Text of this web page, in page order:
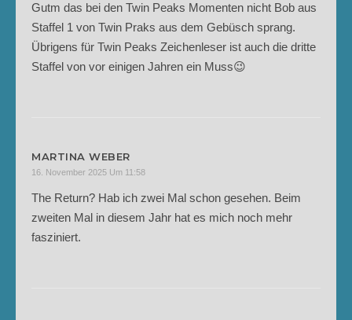
Gutm das bei den Twin Peaks Momenten nicht Bob aus
Staffel 1 von Twin Praks aus dem Gebüsch sprang.
Übrigens für Twin Peaks Zeichenleser ist auch die dritte
Staffel von vor einigen Jahren ein Muss😉
MARTINA WEBER
16. November 2025 Um 11:58
The Return? Hab ich zwei Mal schon gesehen. Beim
zweiten Mal in diesem Jahr hat es mich noch mehr
fasziniert.